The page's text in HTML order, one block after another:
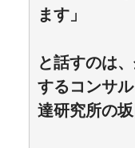
ます」
と話すのは
するコンサ
達研究所の坂